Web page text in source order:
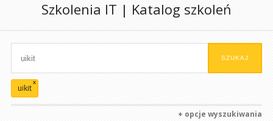
Szkolenia IT | Katalog szkoleń
uikit
x
+ opcje wyszukiwania